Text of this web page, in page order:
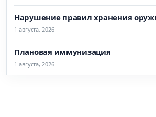
Нарушение правил хранения
1 августа, 2026
Плановая иммунизация
1 августа, 2026